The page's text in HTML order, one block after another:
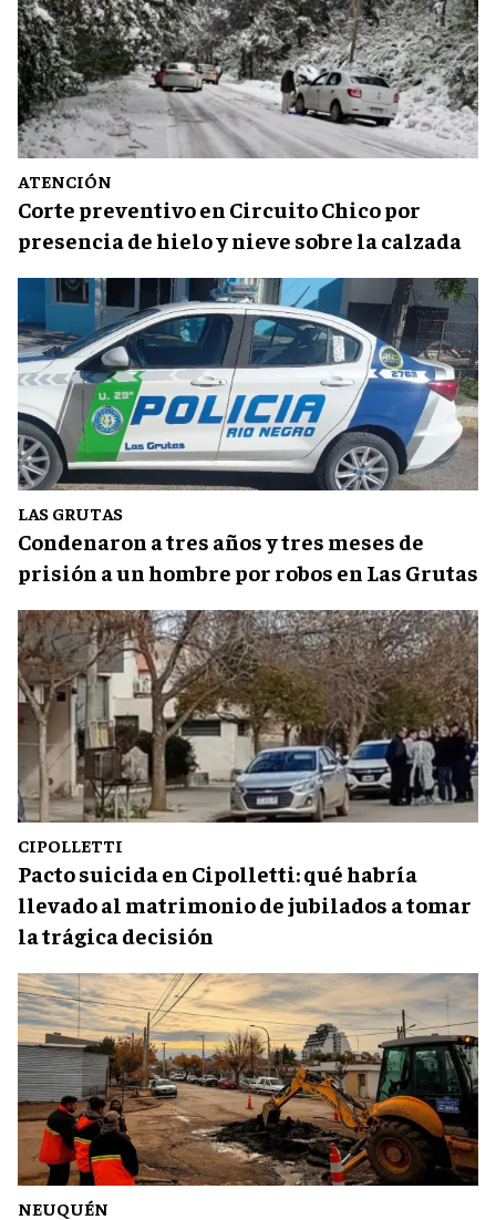
ATENCIÓN
Corte preventivo en Circuito Chico por
presencia de hielo y nieve sobre la calzada
LAS GRUTAS
Condenaron a tres años y tres meses de
prisión a un hombre por robos en Las Grutas
CIPOLLETTI
Pacto suicida en Cipolletti: qué habría
llevado al matrimonio de jubilados a tomar
la trágica decisión
NEUQUÉN